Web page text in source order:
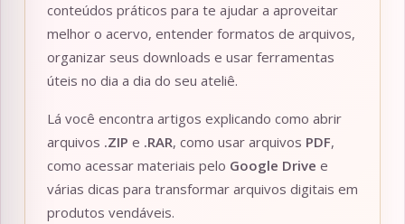
conteúdos práticos para te ajudar a aproveitar
melhor o acervo, entender formatos de arquivos,
organizar seus downloads e usar ferramentas
úteis no dia a dia do seu ateliê.
Lá você encontra artigos explicando como abrir
arquivos .ZIP e .RAR, como usar arquivos PDF,
como acessar materiais pelo Google Drive e
várias dicas para transformar arquivos digitais em
produtos vendáveis.